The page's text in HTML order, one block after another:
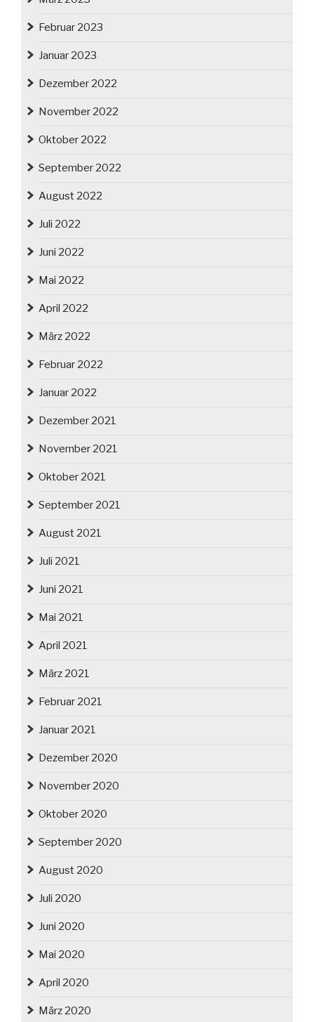
Februar 2023
Januar 2023
Dezember 2022
November 2022
Oktober 2022
September 2022
August 2022
Juli 2022
Juni 2022
Mai 2022
April 2022
März 2022
Februar 2022
Januar 2022
Dezember 2021
November 2021
Oktober 2021
September 2021
August 2021
Juli 2021
Juni 2021
Mai 2021
April 2021
März 2021
Februar 2021
Januar 2021
Dezember 2020
November 2020
Oktober 2020
September 2020
August 2020
Juli 2020
Juni 2020
Mai 2020
April 2020
März 2020